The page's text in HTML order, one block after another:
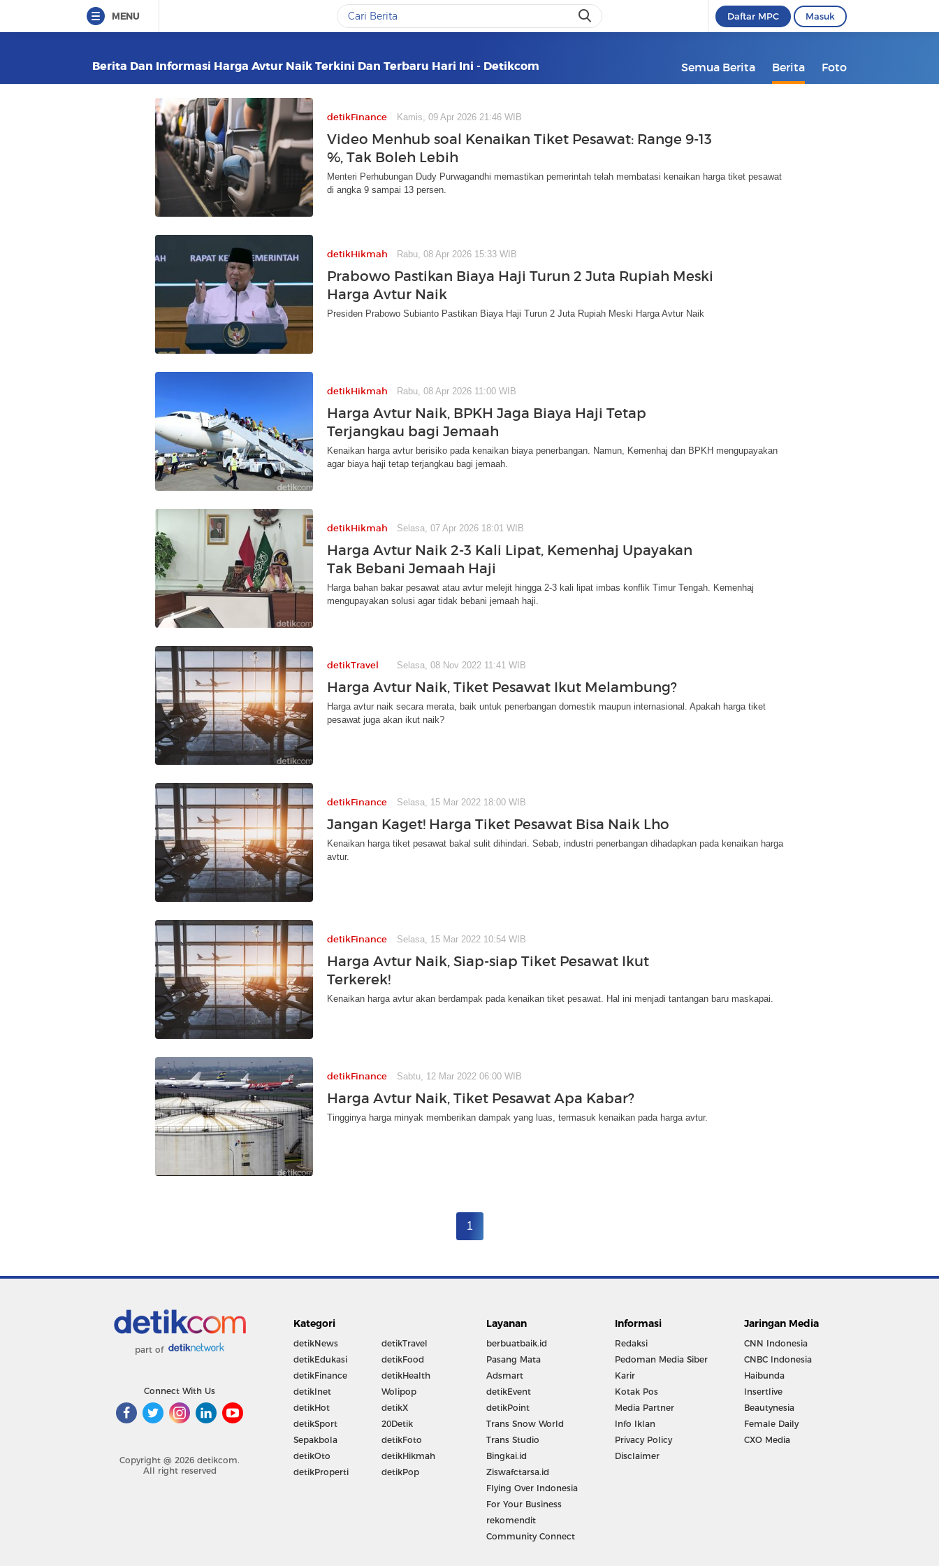
MENU Daftar MPC Masuk
Berita Dan Informasi Harga Avtur Naik Terkini Dan Terbaru Hari Ini - Detikcom Semua Berita Berita Foto
detikFinance Kamis, 09 Apr 2026 21:46 WIB
Video Menhub soal Kenaikan Tiket Pesawat: Range 9-13
%, Tak Boleh Lebih
Menteri Perhubungan Dudy Purwagandhi memastikan pemerintah telah membatasi kenaikan harga tiket pesawat
di angka 9 sampai 13 persen.
detikHikmah Rabu, 08 Apr 2026 15:33 WIB
Prabowo Pastikan Biaya Haji Turun 2 Juta Rupiah Meski
Harga Avtur Naik
Presiden Prabowo Subianto Pastikan Biaya Haji Turun 2 Juta Rupiah Meski Harga Avtur Naik
detikHikmah Rabu, 08 Apr 2026 11:00 WIB
Harga Avtur Naik, BPKH Jaga Biaya Haji Tetap
Terjangkau bagi Jemaah
Kenaikan harga avtur berisiko pada kenaikan biaya penerbangan. Namun, Kemenhaj dan BPKH mengupayakan
agar biaya haji tetap terjangkau bagi jemaah.
detikHikmah Selasa, 07 Apr 2026 18:01 WIB
Harga Avtur Naik 2-3 Kali Lipat, Kemenhaj Upayakan
Tak Bebani Jemaah Haji
Harga bahan bakar pesawat atau avtur melejit hingga 2-3 kali lipat imbas konflik Timur Tengah. Kemenhaj
mengupayakan solusi agar tidak bebani jemaah haji.
detikTravel Selasa, 08 Nov 2022 11:41 WIB
Harga Avtur Naik, Tiket Pesawat Ikut Melambung?
Harga avtur naik secara merata, baik untuk penerbangan domestik maupun internasional. Apakah harga tiket
pesawat juga akan ikut naik?
detikFinance Selasa, 15 Mar 2022 18:00 WIB
Jangan Kaget! Harga Tiket Pesawat Bisa Naik Lho
Kenaikan harga tiket pesawat bakal sulit dihindari. Sebab, industri penerbangan dihadapkan pada kenaikan harga
avtur.
detikFinance Selasa, 15 Mar 2022 10:54 WIB
Harga Avtur Naik, Siap-siap Tiket Pesawat Ikut
Terkerek!
Kenaikan harga avtur akan berdampak pada kenaikan tiket pesawat. Hal ini menjadi tantangan baru maskapai.
detikFinance Sabtu, 12 Mar 2022 06:00 WIB
Harga Avtur Naik, Tiket Pesawat Apa Kabar?
Tingginya harga minyak memberikan dampak yang luas, termasuk kenaikan pada harga avtur.
1
part of
Connect With Us
Copyright @ 2026 detikcom.
All right reserved
Kategori
detikNews
detikEdukasi
detikFinance
detikInet
detikHot
detikSport
Sepakbola
detikOto
detikProperti
detikTravel
detikFood
detikHealth
Wolipop
detikX
20Detik
detikFoto
detikHikmah
detikPop
Layanan
berbuatbaik.id
Pasang Mata
Adsmart
detikEvent
detikPoint
Trans Snow World
Trans Studio
Bingkai.id
Ziswafctarsa.id
Flying Over Indonesia
For Your Business
rekomendit
Community Connect
Informasi
Redaksi
Pedoman Media Siber
Karir
Kotak Pos
Media Partner
Info Iklan
Privacy Policy
Disclaimer
Jaringan Media
CNN Indonesia
CNBC Indonesia
Haibunda
Insertlive
Beautynesia
Female Daily
CXO Media